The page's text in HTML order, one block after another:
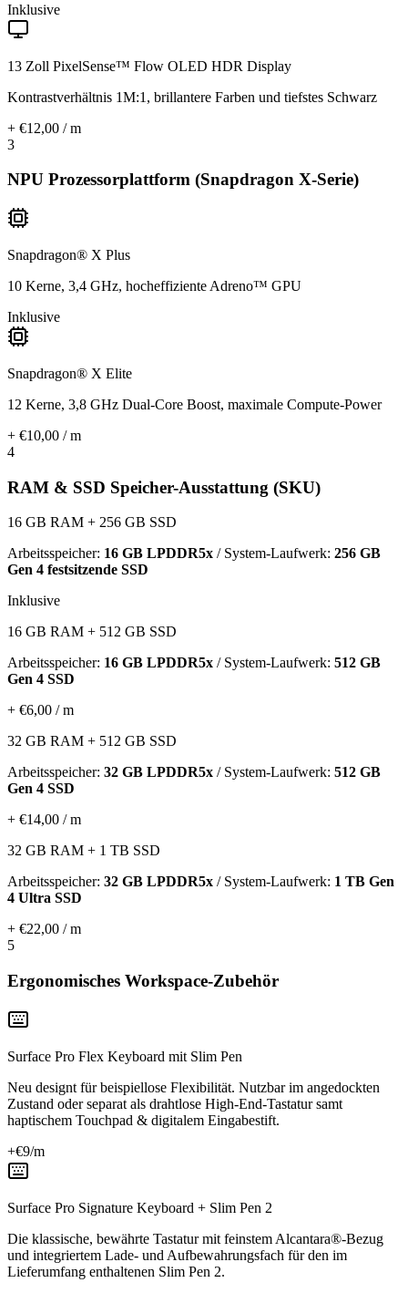
Inklusive
13 Zoll PixelSense™ Flow OLED HDR Display
Kontrastverhältnis 1M:1, brillantere Farben und tiefstes Schwarz
+ €12,00 / m
3
NPU Prozessorplattform (Snapdragon X-Serie)
Snapdragon® X Plus
10 Kerne, 3,4 GHz, hocheffiziente Adreno™ GPU
Inklusive
Snapdragon® X Elite
12 Kerne, 3,8 GHz Dual-Core Boost, maximale Compute-Power
+ €10,00 / m
4
RAM & SSD Speicher-Ausstattung (SKU)
16 GB RAM + 256 GB SSD
Arbeitsspeicher: 16 GB LPDDR5x / System-Laufwerk: 256 GB
Gen 4 festsitzende SSD
Inklusive
16 GB RAM + 512 GB SSD
Arbeitsspeicher: 16 GB LPDDR5x / System-Laufwerk: 512 GB
Gen 4 SSD
+ €6,00 / m
32 GB RAM + 512 GB SSD
Arbeitsspeicher: 32 GB LPDDR5x / System-Laufwerk: 512 GB
Gen 4 SSD
+ €14,00 / m
32 GB RAM + 1 TB SSD
Arbeitsspeicher: 32 GB LPDDR5x / System-Laufwerk: 1 TB Gen
4 Ultra SSD
+ €22,00 / m
5
Ergonomisches Workspace-Zubehör
Surface Pro Flex Keyboard mit Slim Pen
Neu designt für beispiellose Flexibilität. Nutzbar im angedockten
Zustand oder separat als drahtlose High-End-Tastatur samt
haptischem Touchpad & digitalem Eingabestift.
+€9/m
Surface Pro Signature Keyboard + Slim Pen 2
Die klassische, bewährte Tastatur mit feinstem Alcantara®-Bezug
und integriertem Lade- und Aufbewahrungsfach für den im
Lieferumfang enthaltenen Slim Pen 2.